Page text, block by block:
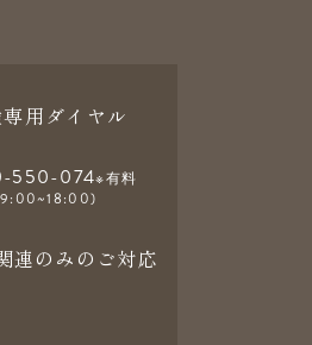
用ダイヤル
550-074※有料
連のみのご対応